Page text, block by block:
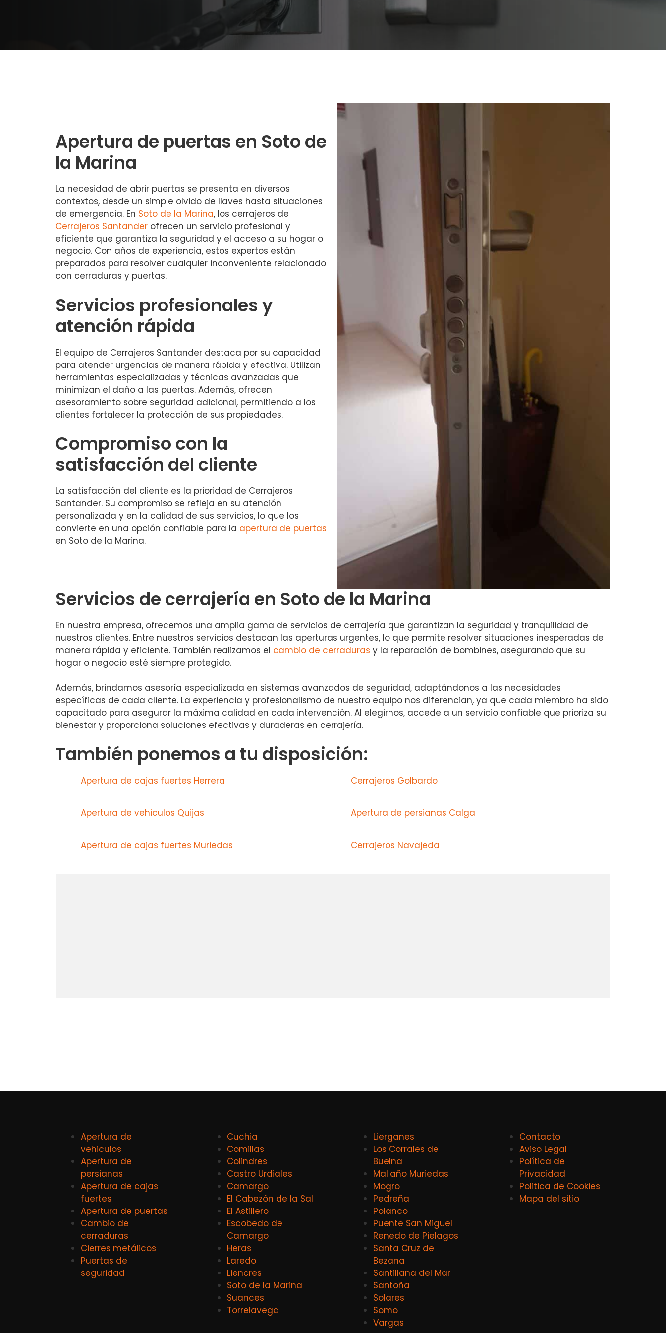
Apertura de puertas en Soto de
la Marina
La necesidad de abrir puertas se presenta en diversos
contextos, desde un simple olvido de llaves hasta situaciones
de emergencia. En Soto de la Marina, los cerrajeros de
Cerrajeros Santander ofrecen un servicio profesional y
eficiente que garantiza la seguridad y el acceso a su hogar o
negocio. Con años de experiencia, estos expertos están
preparados para resolver cualquier inconveniente relacionado
con cerraduras y puertas.
Servicios profesionales y
atención rápida
El equipo de Cerrajeros Santander destaca por su capacidad
para atender urgencias de manera rápida y efectiva. Utilizan
herramientas especializadas y técnicas avanzadas que
minimizan el daño a las puertas. Además, ofrecen
asesoramiento sobre seguridad adicional, permitiendo a los
clientes fortalecer la protección de sus propiedades.
Compromiso con la
satisfacción del cliente
La satisfacción del cliente es la prioridad de Cerrajeros
Santander. Su compromiso se refleja en su atención
personalizada y en la calidad de sus servicios, lo que los
convierte en una opción confiable para la apertura de puertas
en Soto de la Marina.
Servicios de cerrajería en Soto de la Marina
En nuestra empresa, ofrecemos una amplia gama de servicios de cerrajería que garantizan la seguridad y tranquilidad de
nuestros clientes. Entre nuestros servicios destacan las aperturas urgentes, lo que permite resolver situaciones inesperadas de
manera rápida y eficiente. También realizamos el cambio de cerraduras y la reparación de bombines, asegurando que su
hogar o negocio esté siempre protegido.
Además, brindamos asesoría especializada en sistemas avanzados de seguridad, adaptándonos a las necesidades
específicas de cada cliente. La experiencia y profesionalismo de nuestro equipo nos diferencian, ya que cada miembro ha sido
capacitado para asegurar la máxima calidad en cada intervención. Al elegirnos, accede a un servicio confiable que prioriza su
bienestar y proporciona soluciones efectivas y duraderas en cerrajería.
También ponemos a tu disposición:
Apertura de cajas fuertes Herrera Cerrajeros Golbardo
Apertura de vehiculos Quijas Apertura de persianas Calga
Apertura de cajas fuertes Muriedas Cerrajeros Navajeda
Apertura de
vehiculos
Apertura de
persianas
Apertura de cajas
fuertes
Apertura de puertas
Cambio de
cerraduras
Cierres metálicos
Puertas de
seguridad
Cuchia
Comillas
Colindres
Castro Urdiales
Camargo
El Cabezón de la Sal
El Astillero
Escobedo de
Camargo
Heras
Laredo
Liencres
Soto de la Marina
Suances
Torrelavega
Lierganes
Los Corrales de
Buelna
Maliaño Muriedas
Mogro
Pedreña
Polanco
Puente San Miguel
Renedo de Pielagos
Santa Cruz de
Bezana
Santillana del Mar
Santoña
Solares
Somo
Vargas
Contacto
Aviso Legal
Política de
Privacidad
Politica de Cookies
Mapa del sitio